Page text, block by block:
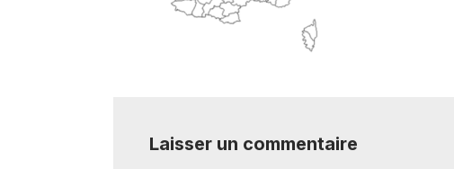
Laisser un commentaire